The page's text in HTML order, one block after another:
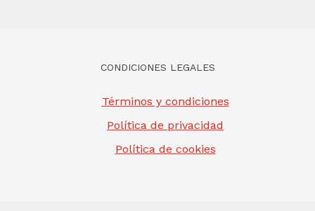
CONDICIONES LEGALES
Términos y condiciones
Política de privacidad
Política de cookies